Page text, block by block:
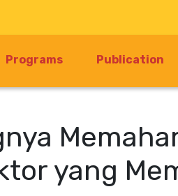
Programs Publication
yang